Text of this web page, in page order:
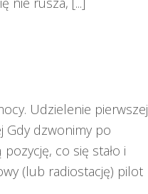
Udzielenie pierwszej
Gdy dzwonimy po
co się stało i
(lub radiostację) pilot